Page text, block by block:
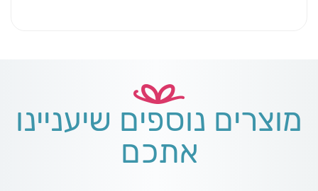
מוצרים נוספים שיעניינו
אתכם